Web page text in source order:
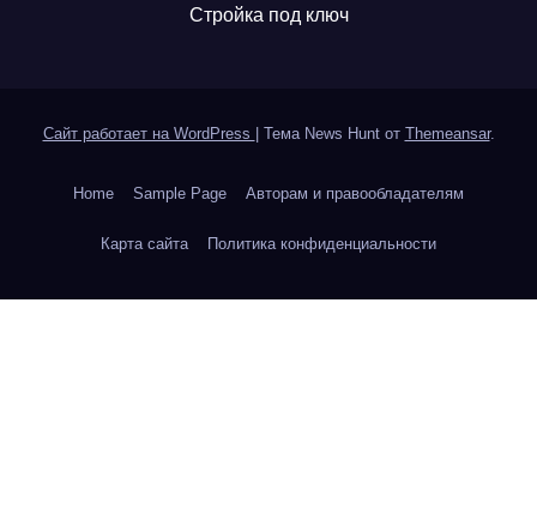
Стройка под ключ
Сайт работает на WordPress | Тема News Hunt от Themeansar.
Home Sample Page Авторам и правообладателям
Карта сайта Политика конфиденциальности